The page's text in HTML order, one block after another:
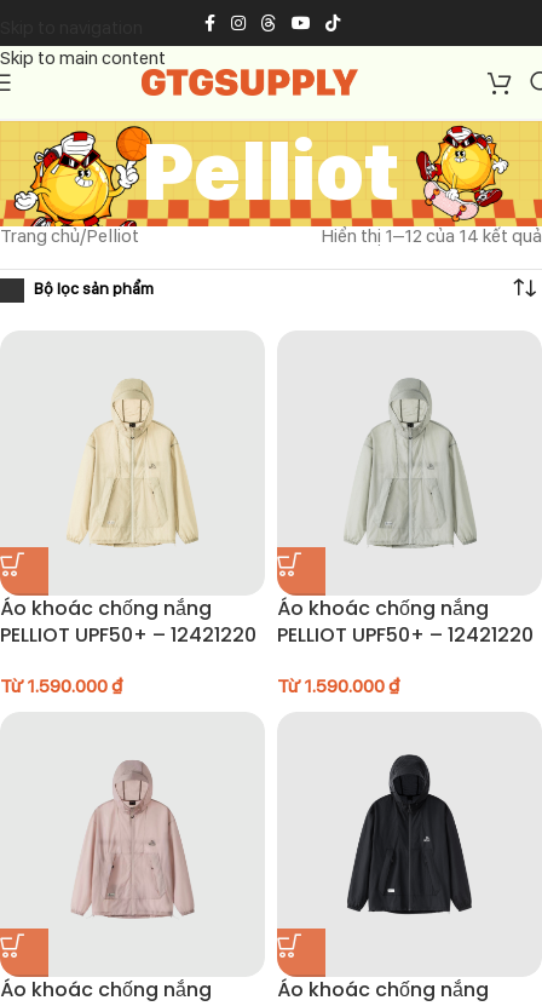
Skip to main content
Pelliot
Trang chủ Pelliot Hiển thị 1–12 của 14 kết quả
Áo khoác chống nắng
PELLIOT UPF50+ – 12421220
Từ1.590.000₫
Áo khoác chống nắng
PELLIOT UPF50+ – 12421220
Từ1.590.000₫
Áo khoác chống nắng
Áo khoác chống nắng